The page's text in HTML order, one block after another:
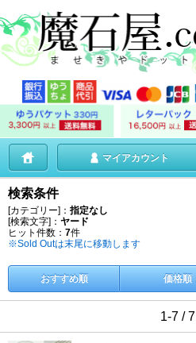
マイアカウント
検索条件
[カテゴリー]： 指定なし
[検索文字]： ヤード
ヒット件数： 7件
※Sold Outは末尾に移動します
おすすめ順 価格順
1-7 / 7